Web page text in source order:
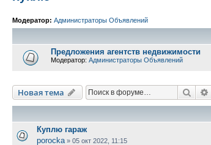
Модератор: Администраторы Объявлений
Предложения агентств недвижимости
Модератор: Администраторы Объявлений
Новая тема Поиск
Куплю гараж
porocka » 05 окт 2022, 11:15